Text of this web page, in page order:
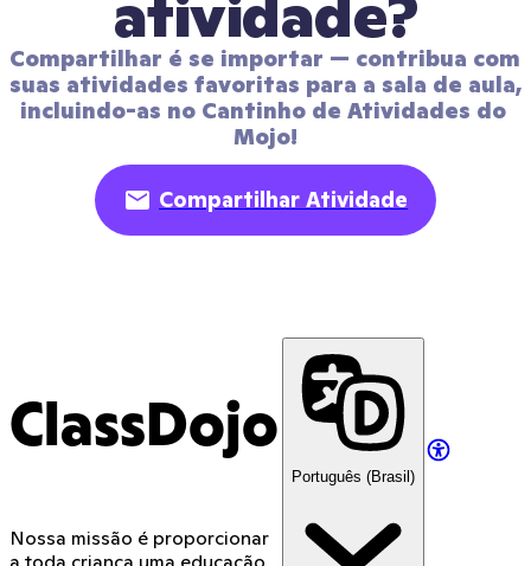
atividade?
Compartilhar é se importar — contribua com
suas atividades favoritas para a sala de aula,
incluindo-as no Cantinho de Atividades do
Mojo!
Compartilhar Atividade
ClassDojo
Nossa missão é proporcionar
a toda criança uma educação
Português (Brasil)